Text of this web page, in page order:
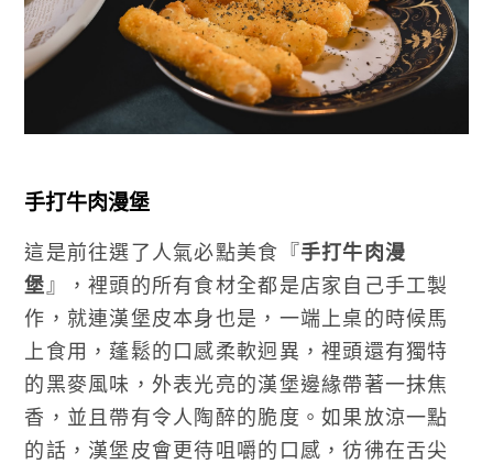
手打牛肉漫堡
這是前往選了人氣必點美食『手打牛肉漫
堡 』，裡頭的所有食材全都是店家自己手工製
作，就連漢堡皮本身也是，一端上桌的時候馬
上食用，蓬鬆的口感柔軟迥異，裡頭還有獨特
的黑麥風味，外表光亮的漢堡邊緣帶著一抹焦
香，並且帶有令人陶醉的脆度。如果放涼一點
的話，漢堡皮會更待咀嚼的口感，彷彿在舌尖